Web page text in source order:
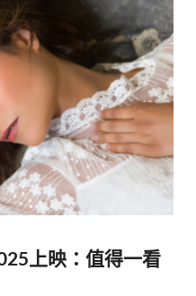
上映：值得一看